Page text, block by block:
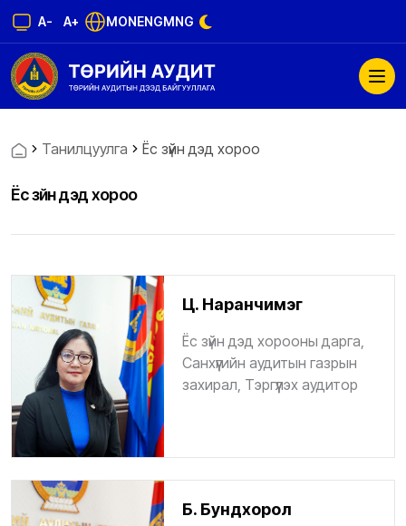
A- A+ MONENGMNG
Танилцуулга Ёс зүйн дэд хороо
Ёс зүйн дэд хороо
Ц. Наранчимэг
Ёс зүйн дэд хорооны дарга,
Санхүүгийн аудитын газрын
захирал, Тэргүүлэх аудитор
Б. Бундхорол